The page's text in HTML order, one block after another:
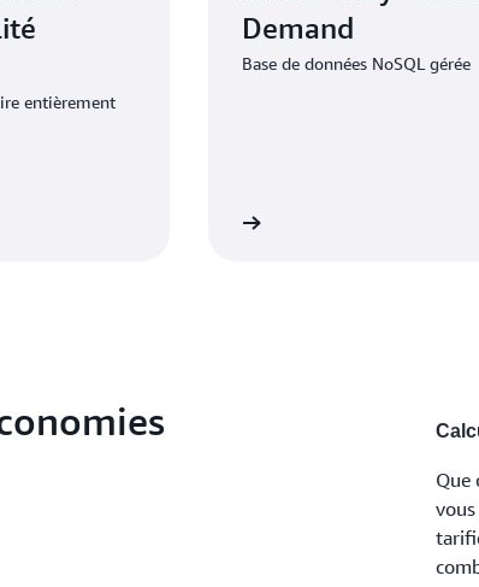
entièrement
Demand
Base de données NoSQL gérée
Que